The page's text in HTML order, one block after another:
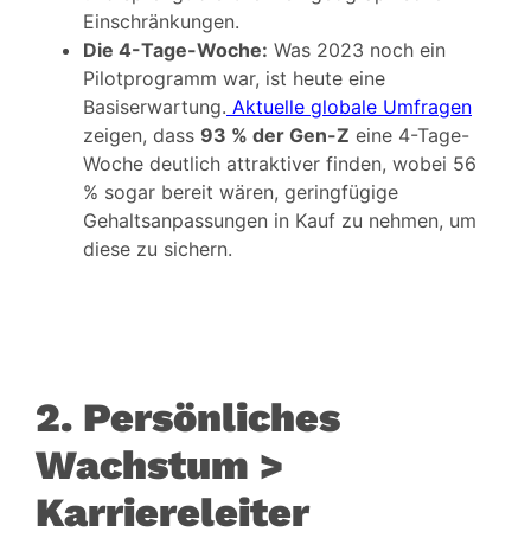
Einschränkungen.
Die 4-Tage-Woche: Was 2023 noch ein
Pilotprogramm war, ist heute eine
Basiserwartung. Aktuelle globale Umfragen
zeigen, dass 93 % der Gen-Z eine 4-Tage-
Woche deutlich attraktiver finden, wobei 56
% sogar bereit wären, geringfügige
Gehaltsanpassungen in Kauf zu nehmen, um
diese zu sichern.
2. Persönliches
Wachstum >
Karriereleiter